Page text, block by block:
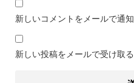
新しいコメントをメールで通知
新しい投稿をメールで受け取る